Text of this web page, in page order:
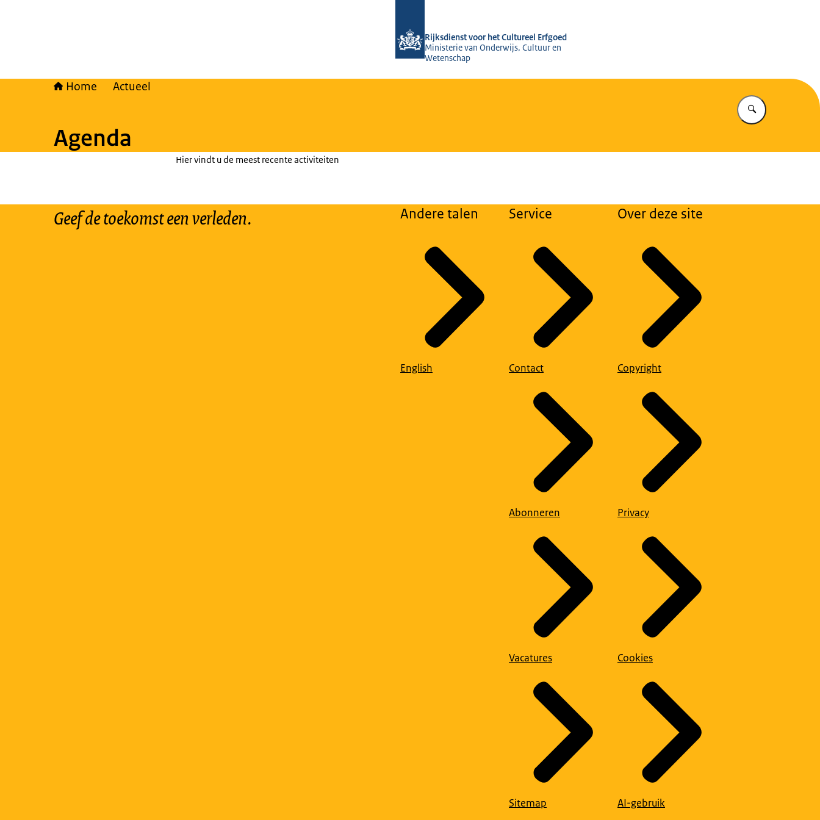
Rijksdienst voor het Cultureel Erfgoed
Ministerie van Onderwijs, Cultuur en
Wetenschap
Home Actueel
Vul in wat u
Agenda
Hier vindt u de meest recente activiteiten
Geef de toekomst een verleden. Andere talen
English
Service
Contact
Abonneren
Vacatures
Sitemap
Over deze site
Copyright
Privacy
Cookies
AI-gebruik